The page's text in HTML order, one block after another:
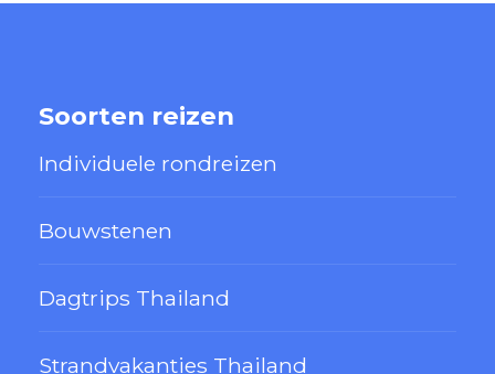
Soorten reizen
Individuele rondreizen
Bouwstenen
Dagtrips Thailand
Strandvakanties Thailand